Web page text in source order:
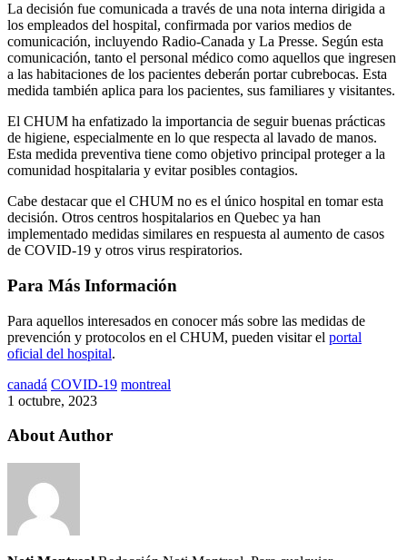
La decisión fue comunicada a través de una nota interna dirigida a
los empleados del hospital, confirmada por varios medios de
comunicación, incluyendo Radio-Canada y La Presse. Según esta
comunicación, tanto el personal médico como aquellos que ingresen
a las habitaciones de los pacientes deberán portar cubrebocas. Esta
medida también aplica para los pacientes, sus familiares y visitantes.
El CHUM ha enfatizado la importancia de seguir buenas prácticas
de higiene, especialmente en lo que respecta al lavado de manos.
Esta medida preventiva tiene como objetivo principal proteger a la
comunidad hospitalaria y evitar posibles contagios.
Cabe destacar que el CHUM no es el único hospital en tomar esta
decisión. Otros centros hospitalarios en Quebec ya han
implementado medidas similares en respuesta al aumento de casos
de COVID-19 y otros virus respiratorios.
Para Más Información
Para aquellos interesados en conocer más sobre las medidas de
prevención y protocolos en el CHUM, pueden visitar el portal
oficial del hospital.
canadá COVID-19 montreal
1 octubre, 2023
About Author